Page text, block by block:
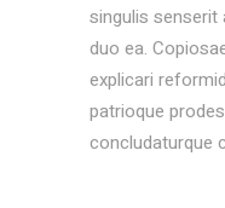
singulis
duo ea.
explicari
patrioque
concludaturque